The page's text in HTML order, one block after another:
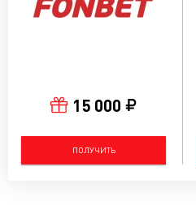
15 000
ПОЛУЧИТЬ